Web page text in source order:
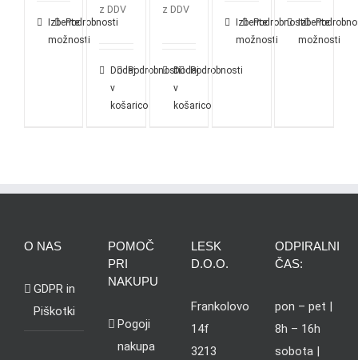
Izberite
možnosti
Podrobnosti
z DDV
Dodaj
v
košarico
Podrobnosti
z DDV
Dodaj
v
košarico
Podrobnosti
Izberite
možnosti
PodrobnostiIzberite
možnosti
O NAS
GDPR in
Piškotki
POMOČ
PRI
NAKUPU
Pogoji
nakupa
LESK
D.O.O.
Frankolovo
14f
3213
ODPIRALNI
ČAS:
pon – pet |
8h – 16h
sobota |